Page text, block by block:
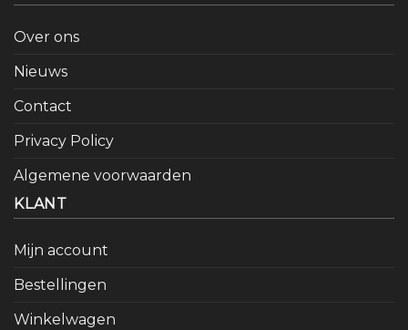
Over ons
Nieuws
Contact
Privacy Policy
Algemene voorwaarden
KLANT
Mijn account
Bestellingen
Winkelwagen